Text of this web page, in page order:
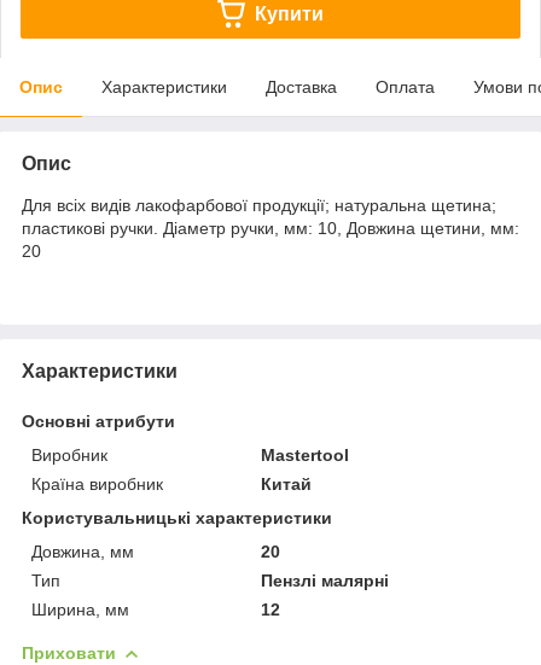
Купити
Опис Характеристики Доставка Оплата Умови
Опис
Для всіх видів лакофарбової продукції; натуральна щетина;
пластикові ручки. Діаметр ручки, мм: 10, Довжина щетини, мм:
20
Характеристики
Основні атрибути
Виробник
Mastertool
Країна виробник
Китай
Користувальницькі характеристики
Довжина, мм
20
Тип
Пензлі малярні
Ширина, мм
12
Приховати